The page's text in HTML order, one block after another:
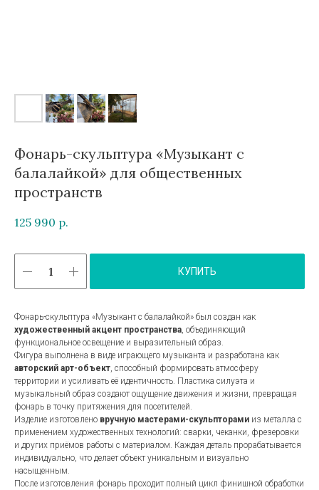
Фонарь-скульптура «Музыкант с
балалайкой» для общественных
пространств
125 990 р.
КУПИТЬ
Фонарь-скульптура «Музыкант с балалайкой» был создан как
художественный акцент пространства, объединяющий
функциональное освещение и выразительный образ.
Фигура выполнена в виде играющего музыканта и разработана как
авторский арт-объект, способный формировать атмосферу
территории и усиливать её идентичность. Пластика силуэта и
музыкальный образ создают ощущение движения и жизни, превращая
фонарь в точку притяжения для посетителей.
Изделие изготовлено вручную мастерами-скульпторами из металла с
применением художественных технологий: сварки, чеканки, фрезеровки
и других приёмов работы с материалом. Каждая деталь прорабатывается
индивидуально, что делает объект уникальным и визуально
насыщенным.
После изготовления фонарь проходит полный цикл финишной обработки